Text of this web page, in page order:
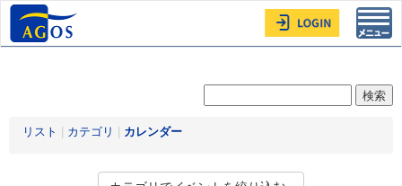
リスト カテゴリ カレンダー